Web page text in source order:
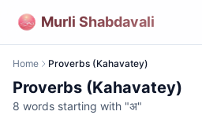
Murli Shabdavali
Home Proverbs (Kahavatey)
Proverbs (Kahavatey)
8 words starting with "अ"